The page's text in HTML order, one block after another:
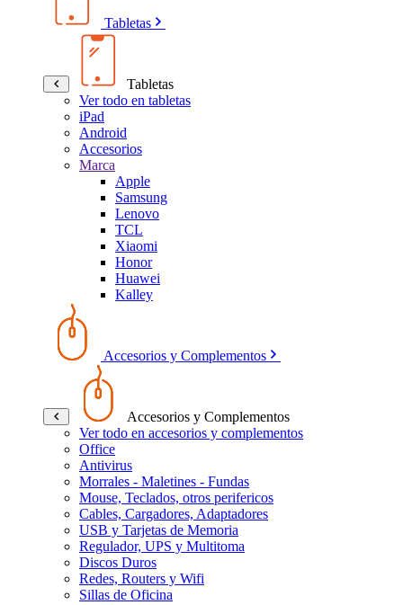
Tabletas
Tabletas
Ver todo en tabletas
iPad
Android
Accesorios
Marca
Apple
Samsung
Lenovo
TCL
Xiaomi
Honor
Huawei
Kalley
Accesorios y Complementos
Accesorios y Complementos
Ver todo en accesorios y complementos
Office
Antivirus
Morrales - Maletines - Fundas
Mouse, Teclados, otros perifericos
Cables, Cargadores, Adaptadores
USB y Tarjetas de Memoria
Regulador, UPS y Multitoma
Discos Duros
Redes, Routers y Wifi
Sillas de Oficina